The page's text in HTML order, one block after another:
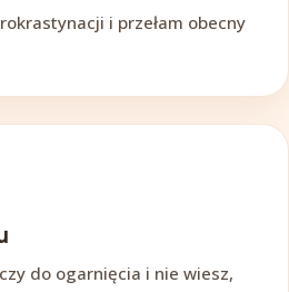
i przełam obecny
do ogarnięcia i nie wiesz,